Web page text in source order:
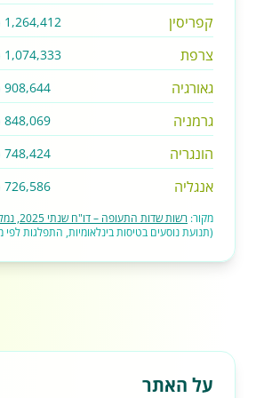
קפריסין 1,264,412
צרפת 1,074,333
גאורגיה 908,644
גרמניה 848,069
הונגריה 748,424
אנגליה 726,586
מקור: רשות שדות התעופה – דו"ח שנתי 2025, נמל התעופה בן-גוריון
(תנועת נוסעים בטיסות בינלאומיות, התפלגות לפי
על האתר